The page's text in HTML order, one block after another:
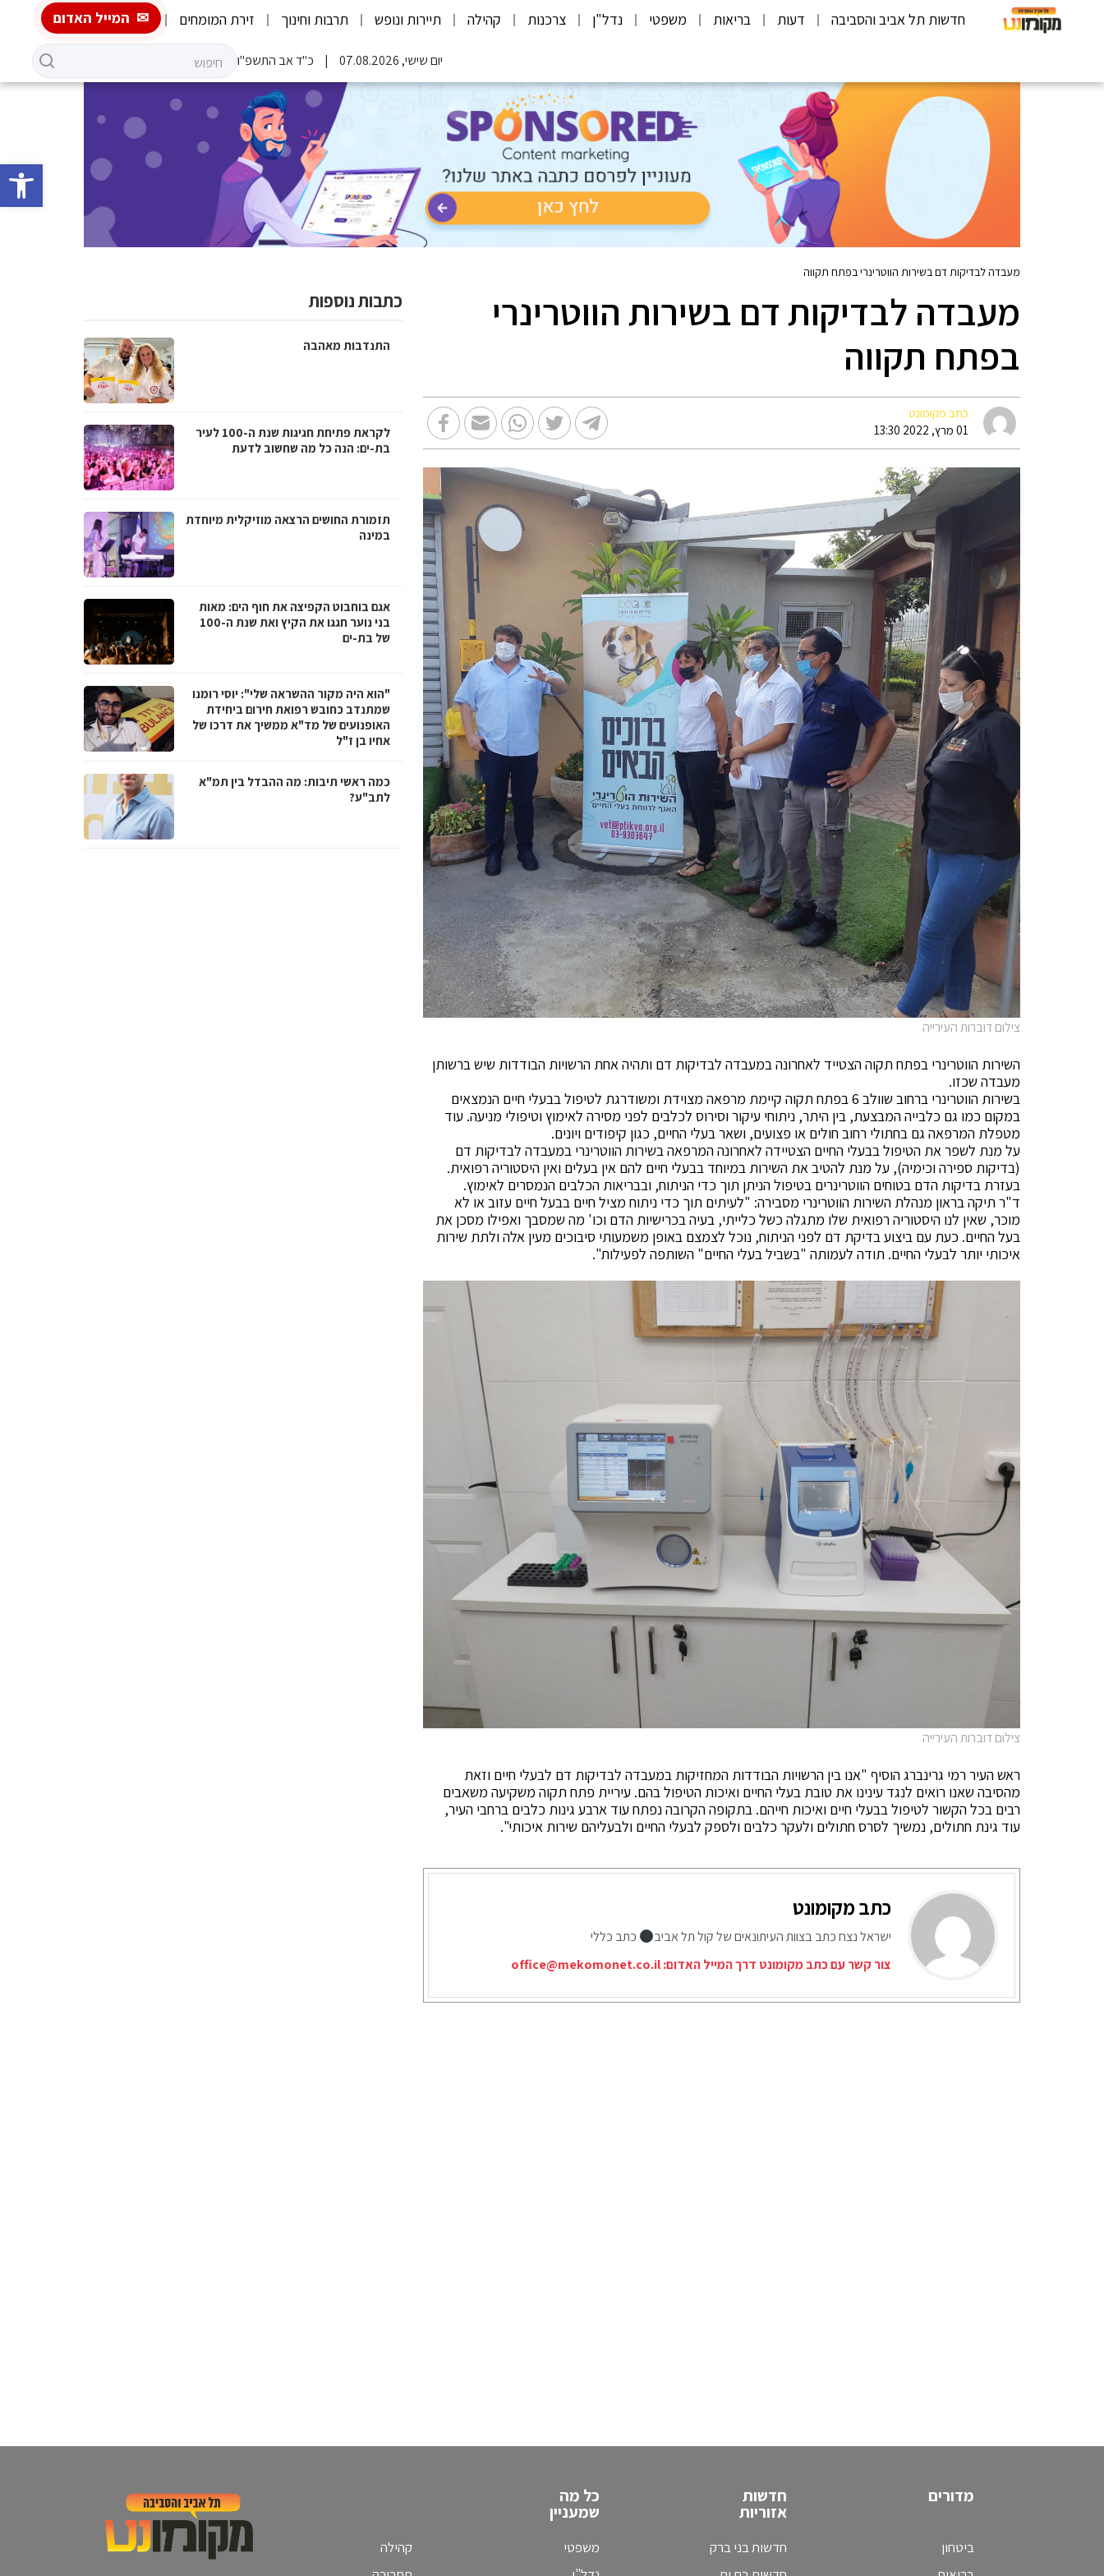
פתח
חדשות תל אביב והסביבה דעות בריאות משפטי נדל"ן צרכנות קהילה תיירות ונופש תרבות וחינוך זירת המומחים המייל האדום
יום שישי, 07.08.2026 כ"ד אב התשפ"ו
מעבדה לבדיקות דם בשירות הווטרינרי בפתח תקווה
מעבדה לבדיקות דם בשירות הווטרינרי
בפתח תקווה
כתב מקומונט
01 מרץ, 2022 13:30
צילום דוברות העירייה
השירות הווטרינרי בפתח תקוה הצטייד לאחרונה במעבדה לבדיקות דם ותהיה אחת הרשויות הבודדות שיש ברשותן
מעבדה שכזו.
בשירות הווטרינרי ברחוב שוולב 6 בפתח תקוה קיימת מרפאה מצוידת ומשודרגת לטיפול בבעלי חיים הנמצאים
במקום כמו גם כלבייה המבצעת, בין היתר, ניתוחי עיקור וסירוס לכלבים לפני מסירה לאימוץ וטיפולי מניעה. עוד
מטפלת המרפאה גם בחתולי רחוב חולים או פצועים, ושאר בעלי החיים, כגון קיפודים ויונים.
על מנת לשפר את הטיפול בבעלי החיים הצטיידה לאחרונה המרפאה בשירות הווטרינרי במעבדה לבדיקות דם
(בדיקות ספירה וכימיה), על מנת להטיב את השירות במיוחד בבעלי חיים להם אין בעלים ואין היסטוריה רפואית.
בעזרת בדיקות הדם בטוחים הווטרינרים בטיפול הניתן תוך כדי הניתוח, ובבריאות הכלבים הנמסרים לאימוץ.
ד"ר תיקה בראון מנהלת השירות הווטרינרי מסבירה: "לעיתים תוך כדי ניתוח מציל חיים בבעל חיים עזוב או לא
מוכר, שאין לנו היסטוריה רפואית שלו מתגלה כשל כלייתי, בעיה בכרישיות הדם וכו' מה שמסבך ואפילו מסכן את
בעל החיים. כעת עם ביצוע בדיקת דם לפני הניתוח, נוכל לצמצם באופן משמעותי סיבוכים מעין אלה ולתת שירות
איכותי יותר לבעלי החיים. תודה לעמותה "בשביל בעלי החיים" השותפה לפעילות".
צילום דוברות העירייה
ראש העיר רמי גרינברג הוסיף "אנו בין הרשויות הבודדות המחזיקות במעבדה לבדיקות דם לבעלי חיים וזאת
מהסיבה שאנו רואים לנגד עינינו את טובת בעלי החיים ואיכות הטיפול בהם. עיריית פתח תקוה משקיעה משאבים
רבים בכל הקשור לטיפול בבעלי חיים ואיכות חייהם. בתקופה הקרובה נפתח עוד ארבע גינות כלבים ברחבי העיר,
עוד גינת חתולים, נמשיך לסרס חתולים ולעקר כלבים ולספק לבעלי החיים ולבעליהם שירות איכותי".
כתב מקומונט
ישראל נצח כתב בצוות העיתונאים של קול תל אביב
כתב כללי
צור קשר עם כתב מקומונט דרך המייל האדום:office@mekomonet.co.il
כתבות נוספות
התנדבות מאהבה
לקראת פתיחת חגיגות שנת ה-100 לעיר
בת-ים: הנה כל מה שחשוב לדעת
תזמורת החושים הרצאה מוזיקלית מיוחדת
במינה
אגם בוחבוט הקפיצה את חוף הים: מאות
בני נוער חגגו את הקיץ ואת שנת ה-100
של בת-ים
"הוא היה מקור ההשראה שלי": יוסי רומנו
שמתנדב כחובש רפואת חירום ביחידת
האופנועים של מד"א ממשיך את דרכו של
אחיו בן ז"ל
כמה ראשי תיבות: מה ההבדל בין תמ"א
לתב"ע?
מדורים
ביטחון
חדשות
אזוריות
חדשות בני ברק
כל מה
שמעניין
משפטי
קהילה